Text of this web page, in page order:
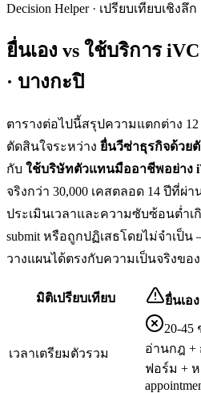
Decision Helper · เปรียบเทียบเชิงลึก
ยื่นเอง vs ใช้บริการ
· บางกะปิ
ตารางต่อไปนี้สรุปความแตกต่าง
ตัดสินใจระหว่าง ยื่นวีซ่าธุรกิจด้วยตั
กับ ใช้บริษัทตัวแทนมืออาชีพอย่าง
จริงกว่า 30,000 เคสตลอด 14 ปีที่
ประเมินเวลาและความซับซ้อนต่ำเ
submit หรือถูกปฏิเสธโดยไม่จำเ
วางแผนได้ตรงกับความเป็นจริงขอ
มิติเปรียบเทียบ ยื่นเอ
เวลาเตรียมตัวรวม
20-45
อ่านกฎ +
ฟอร์ม +